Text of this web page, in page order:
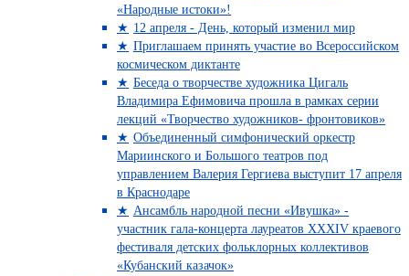
«Народные истоки»!
12 апреля - День, который изменил мир
Приглашаем принять участие во Всероссийском
космическом диктанте
Беседа о творчестве художника Цигаль
Владимира Ефимовича прошла в рамках серии
лекций «Творчество художников- фронтовиков»
Объединенный симфонический оркестр
Мариинского и Большого театров под
управлением Валерия Гергиева выступит 17 апреля
в Краснодаре
Ансамбль народной песни «Ивушка» -
участник гала-концерта лауреатов XXXIV краевого
фестиваля детских фольклорных коллективов
«Кубанский казачок»